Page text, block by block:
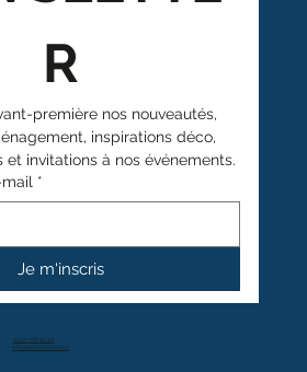
+41 27 766 40 40
info@anthamatten.ch
R
première nos nouveautés,
inspirations déco,
et invitations à nos événements.
*
Je m'inscris